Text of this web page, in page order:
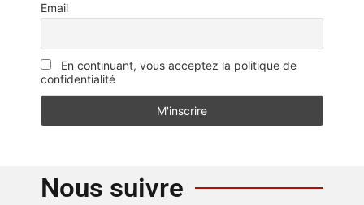
Email
En continuant, vous acceptez la politique de
confidentialité
Nous suivre